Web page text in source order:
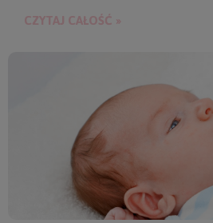
słuchawki ochronne przestają być
CZYTAJ CAŁOŚĆ »